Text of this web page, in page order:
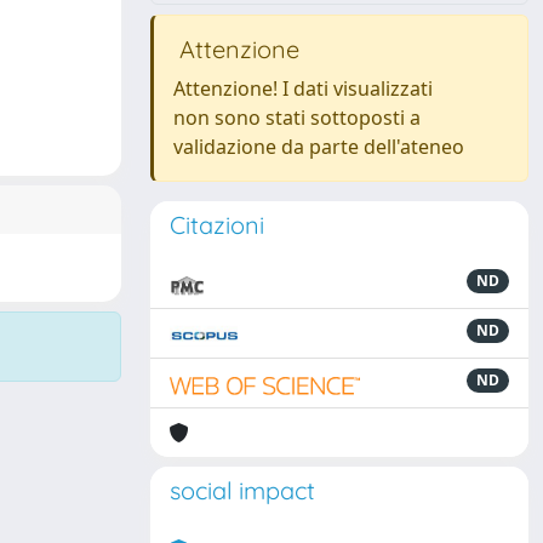
Attenzione
Attenzione! I dati visualizzati
non sono stati sottoposti a
validazione da parte dell'ateneo
Citazioni
ND
ND
ND
social impact